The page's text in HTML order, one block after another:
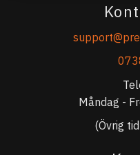
Måndag -
(Övrig